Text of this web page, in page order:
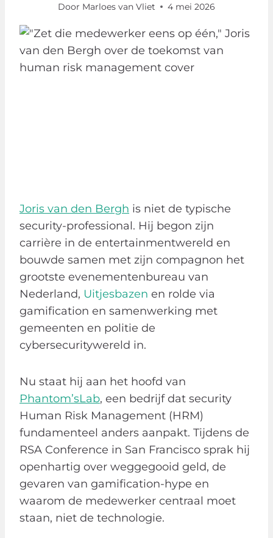
Door Marloes van Vliet 4 mei 2026
Joris van den Bergh is niet de typische
security-professional. Hij begon zijn
carrière in de entertainmentwereld en
bouwde samen met zijn compagnon het
grootste evenementenbureau van
Nederland, Uitjesbazen en rolde via
gamification en samenwerking met
gemeenten en politie de
cybersecuritywereld in.
Nu staat hij aan het hoofd van
Phantom’sLab, een bedrijf dat security
Human Risk Management (HRM)
fundamenteel anders aanpakt. Tijdens de
RSA Conference in San Francisco sprak hij
openhartig over weggegooid geld, de
gevaren van gamification-hype en
waarom de medewerker centraal moet
staan, niet de technologie.